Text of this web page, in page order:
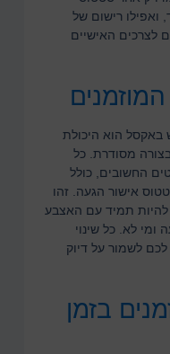
ואפילו רישום של
לצרכים האישיים
באקסל הוא היכולת
מסודרת. כל
החשובים, כולל
אישור הגעה. זהו
תמיד עם האצבע
ומי לא. כל שינוי
לשמור על דיוק
בזמן